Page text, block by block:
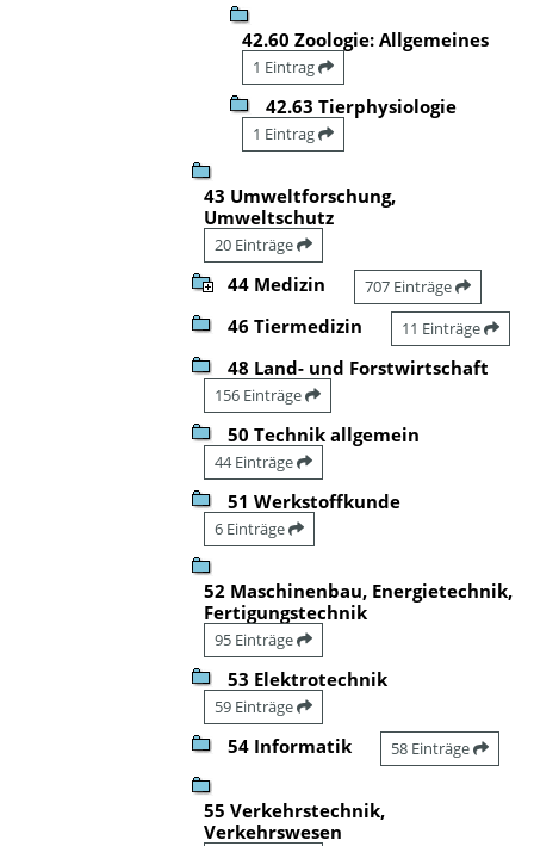
42.60 Zoologie: Allgemeines
1 Eintrag
42.63 Tierphysiologie
1 Eintrag
43 Umweltforschung,
Umweltschutz
20 Einträge
44 Medizin 707 Einträge
46 Tiermedizin 11 Einträge
48 Land- und Forstwirtschaft
156 Einträge
50 Technik allgemein
44 Einträge
51 Werkstoffkunde
6 Einträge
52 Maschinenbau, Energietechnik,
Fertigungstechnik
95 Einträge
53 Elektrotechnik
59 Einträge
54 Informatik 58 Einträge
55 Verkehrstechnik,
Verkehrswesen